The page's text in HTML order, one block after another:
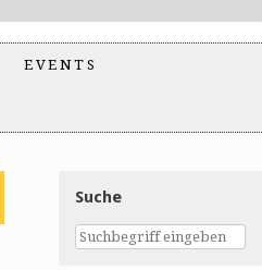
EVENTS
Suche